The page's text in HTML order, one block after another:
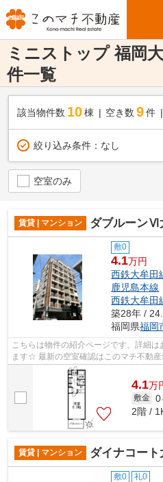
ミニストップ 福岡
件一覧
該当物件数 10棟 空き数 9 件
絞り込み条件： なし
空室のみ
賃貸 | マンション ダブルーンⅥ
敷0
4.1万円
西鉄大牟田
鹿児島本線
西鉄大牟田
築28年 /
福岡県福岡
こちらは物件の紹介ページです、詳細
ます☆ 最新の空室確認はこのマチ不動
す！迅速に対応致します！！！！！♪
4.1万
敷金 0
2階 /
賃貸 | マンション ダイナコー
敷0 礼0